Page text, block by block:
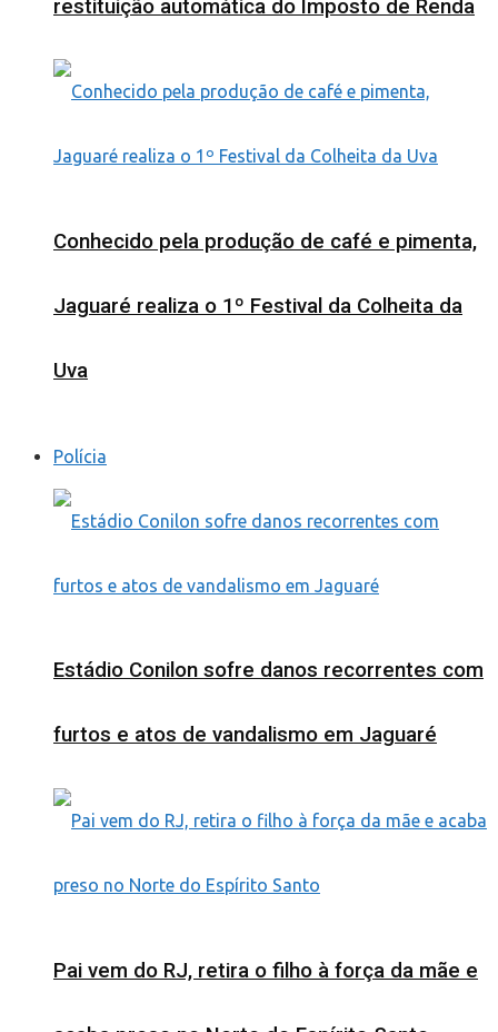
restituição automática do Imposto de Renda
Conhecido pela produção de café e pimenta,
Jaguaré realiza o 1º Festival da Colheita da
Uva
Polícia
Estádio Conilon sofre danos recorrentes com
furtos e atos de vandalismo em Jaguaré
Pai vem do RJ, retira o filho à força da mãe e